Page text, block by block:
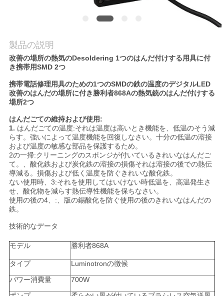
な
さ
い
ニ
ュ
ー
ス
場
合
地
製品の説明
改善の場所の熱気のDesoldering 1つのはんだ付けする用具に付
き携帯用SMD 2つ
携帯電話修理用具のための1つのSMDの鉄の温度のデジタルLED
改善のはんだの場所に付き勝利者868Aの熱気銃のはんだ付けする
場所2つ
はんだごての維持および使用:
1. はんだごての温度:それは温度は高いとき機能を、低温のそう減
らす。強いによって温度機能を回復しなさい。十分の低温の溶接
および温度の敏感な部品を保護するため。
2の一掃:クリーニングのスポンジが付いているきれいなはんだご
て。、酸化鉄および炭化鉄の溶接の損傷それは溶接の後での熱伝
導減る。損傷および低く温度を防ぐきれいな酸化鉄。
ない使用時、3:それを使用してはいけない時低温を、高温発生さ
せ、酸化物を減らす熱伝導性機能を保ちなさい。
使用の後の4、:、版の錫酸化を防ぐ使用の後のきれいなはんだの
鉄。
技術的なデータ
モデル 勝利者868A
タイプ
Luminotronの徴候
パワー消費量
700W